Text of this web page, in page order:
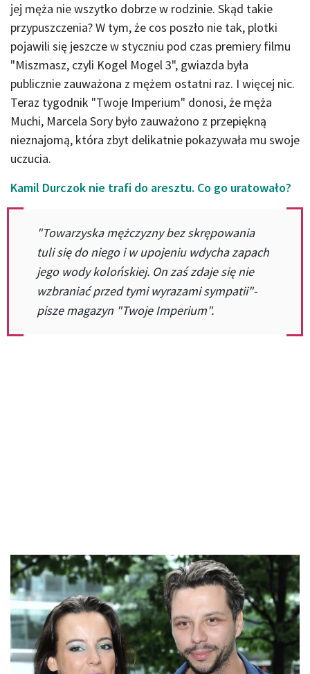
jej męża nie wszytko dobrze w rodzinie. Skąd takie
przypuszczenia? W tym, że cos poszło nie tak, plotki
pojawili się jeszcze w styczniu pod czas premiery filmu
"Miszmasz, czyli Kogel Mogel 3", gwiazda była
publicznie zauważona z mężem ostatni raz. I więcej nic.
Teraz tygodnik "Twoje Imperium" donosi, że męża
Muchi, Marcela Sory było zauważono z przepiękną
nieznajomą, która zbyt delikatnie pokazywała mu swoje
uczucia.
Kamil Durczok nie trafi do aresztu. Co go uratowało?
"Towarzyska mężczyzny bez skrępowania
tuli się do niego i w upojeniu wdycha zapach
jego wody kolońskiej. On zaś zdaje się nie
wzbraniać przed tymi wyrazami sympatii"-
pisze magazyn "Twoje Imperium".